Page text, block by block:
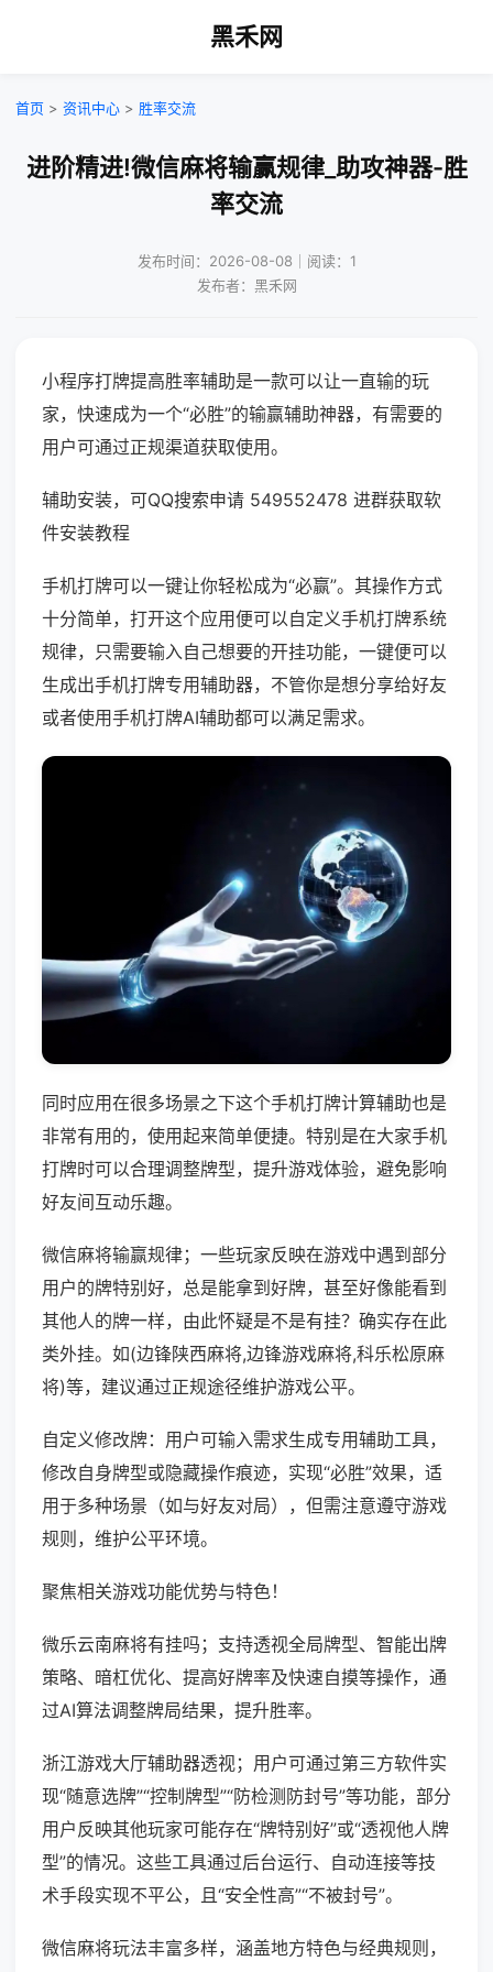
黑禾网
首页 > 资讯中心 > 胜率交流
进阶精进!微信麻将输赢规律_助攻神器-胜
率交流
发布时间：2026-08-08｜阅读：1
发布者：黑禾网
小程序打牌提高胜率辅助是一款可以让一直输的玩
家，快速成为一个“必胜”的输赢辅助神器，有需要的
用户可通过正规渠道获取使用。
辅助安装，可QQ搜索申请 549552478 进群获取软
件安装教程
手机打牌可以一键让你轻松成为“必赢”。其操作方式
十分简单，打开这个应用便可以自定义手机打牌系统
规律，只需要输入自己想要的开挂功能，一键便可以
生成出手机打牌专用辅助器，不管你是想分享给好友
或者使用手机打牌AI辅助都可以满足需求。
同时应用在很多场景之下这个手机打牌计算辅助也是
非常有用的，使用起来简单便捷。特别是在大家手机
打牌时可以合理调整牌型，提升游戏体验，避免影响
好友间互动乐趣。
微信麻将输赢规律；一些玩家反映在游戏中遇到部分
用户的牌特别好，总是能拿到好牌，甚至好像能看到
其他人的牌一样，由此怀疑是不是有挂？确实存在此
类外挂。如(边锋陕西麻将,边锋游戏麻将,科乐松原麻
将)等，建议通过正规途径维护游戏公平。
自定义修改牌：用户可输入需求生成专用辅助工具，
修改自身牌型或隐藏操作痕迹，实现“必胜”效果，适
用于多种场景（如与好友对局），但需注意遵守游戏
规则，维护公平环境。
聚焦相关游戏功能优势与特色！
微乐云南麻将有挂吗；支持透视全局牌型、智能出牌
策略、暗杠优化、提高好牌率及快速自摸等操作，通
过AI算法调整牌局结果，提升胜率。
浙江游戏大厅辅助器透视；用户可通过第三方软件实
现“随意选牌”“控制牌型”“防检测防封号”等功能，部分
用户反映其他玩家可能存在“牌特别好”或“透视他人牌
型”的情况。这些工具通过后台运行、自动连接等技
术手段实现不平公，且“安全性高”“不被封号”。
微信麻将玩法丰富多样，涵盖地方特色与经典规则，